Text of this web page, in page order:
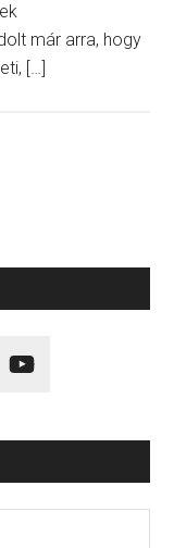
már arra, hogy
[…]